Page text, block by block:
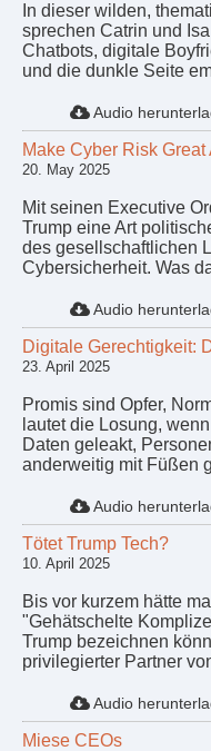
In dieser wilden,
sprechen Catrin und
Chatbots, digitale
und die dunkle Seite
Audio
Make Cyber Risk Great
20. May 2025
Mit seinen Executive
Trump eine Art
des gesellschaftlichen
Cybersicherheit. Was
Audio
Digitale Gerechtigkeit:
23. April 2025
Promis sind Opfer,
lautet die Losung,
Daten geleakt,
anderweitig mit Füßen
Audio
Tötet Trump Tech?
10. April 2025
Bis vor kurzem hätte
"Gehätschelte
Trump bezeichnen
privilegierter Partner
Audio
Miese CEOs